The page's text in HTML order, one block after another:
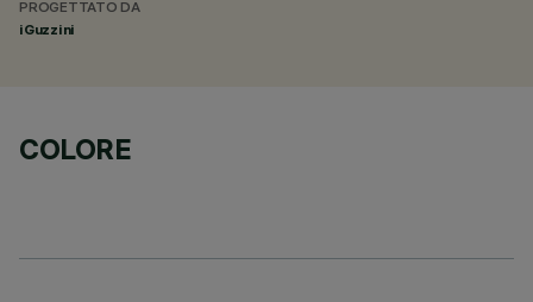
PROGETTATO DA
iGuzzini
COLORE